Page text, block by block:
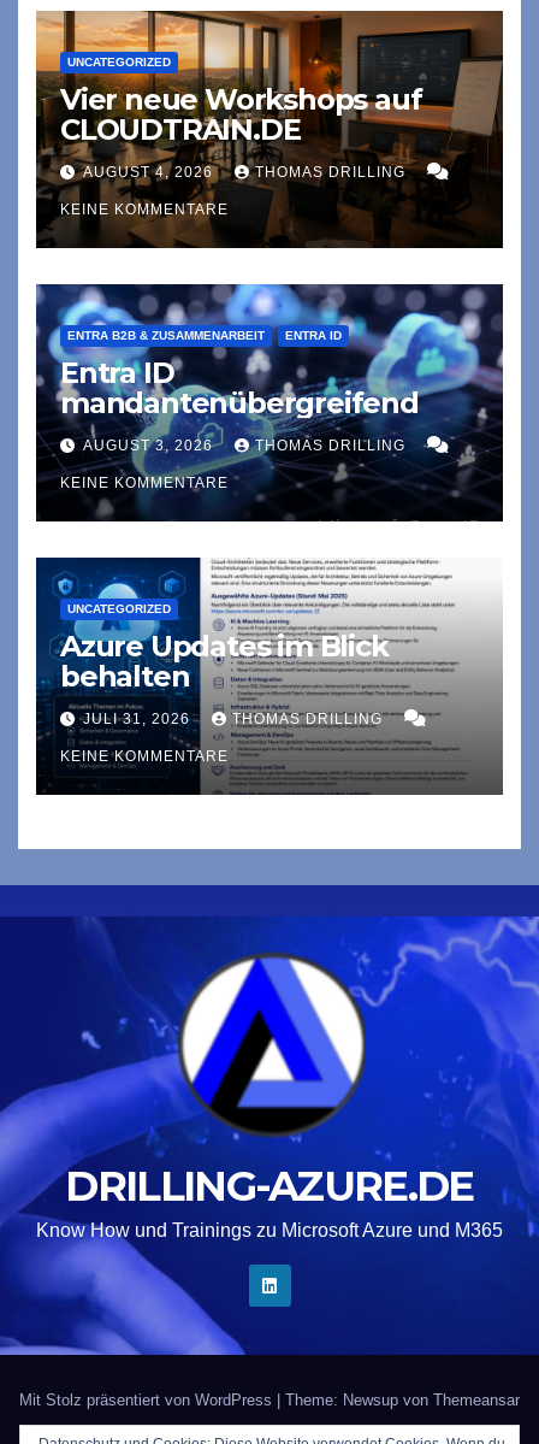
UNCATEGORIZED
Vier neue Workshops auf
CLOUDTRAIN.DE
AUGUST 4, 2026 THOMAS DRILLING
KEINE KOMMENTARE
ENTRA B2B & ZUSAMMENARBEIT ENTRA ID
Entra ID
mandantenübergreifend
AUGUST 3, 2026 THOMAS DRILLING
KEINE KOMMENTARE
UNCATEGORIZED
Azure Updates im Blick
behalten
JULI 31, 2026 THOMAS DRILLING
KEINE KOMMENTARE
DRILLING-AZURE.DE
Know How und Trainings zu Microsoft Azure und M365
Mit Stolz präsentiert von WordPress Theme: Newsup von Themeansar